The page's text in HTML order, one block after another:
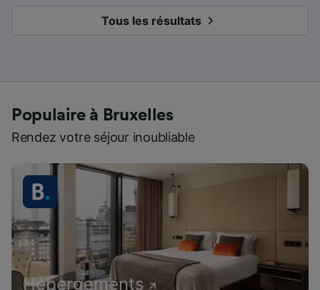
Tous les résultats
Populaire à Bruxelles
Rendez votre séjour inoubliable
Hébergements